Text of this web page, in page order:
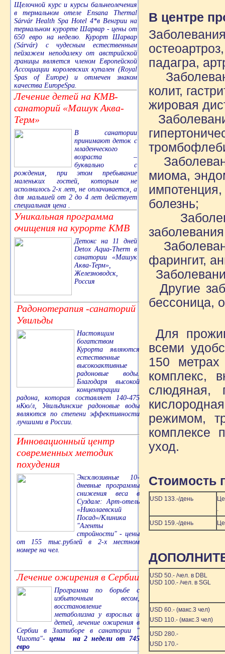
Щелочной курс и курсы бальнеолечения
в термальном отеле Ensana Thermal
Sárvár Health Spa Hotel 4*в Венгрии на
термальном курорте Шарвар - цены от
650 евро на неделю. Курорт Шарвар
(Sárvár) с чудесным естественным
пейзажем неподалеку от австрийской
границы является членом Европейской
Ассоциации королевских купален (Royal
Spas of Europe) и отмечен знаком
качества EuropeSpa.
Лечение детей на КМВ-
санаторий «Машук Аква-
Терм»
В санатории
принимают деток с
младенческого
возраста –
буквально с
рождения, при этом пребывание
маленьких гостей, которым не
исполнилось 2-х лет, не оплачивается, а
для малышей от 2 до 4 лет действует
специальная цена .
Уникальная программа
очищения на курорте КМВ
Детокс на 11 дней
Detox Aqua-Therm в
санатории «Машук
Аква-Терм»,
Железноводск,
Россия
Радонотерапия -санаторий
Увильды
Настоящим
богатством
Курорта являются
естественные
высокоактивные
радоновые воды.
Благодаря высокой
концентрации
радона, которая составляет 140-475
нКю/л, Увильдинские радоновые воды
являются по степени эффективности
лучшими в России.
Инновационный центр
современных методик
похудения
Эксклюзивные 10-
дневные программы
снижения веса в
Суздале: Арт-отель
«Николаевский
Посад»/Клиника
"Агенты
стройности" - цены
от 155 тыс.рублей в 2-х местном
номере на чел.
Лечение ожирения в Сербии
Программа по борьбе с
избыточным весом,
восстановление
метаболизма у взрослых и
детей, лечение ожирения в
Сербии в Златиборе в санатории "
Чигота"- цены на 2 недели от 745
евро
В центре
падагра,
колит,
жировая
миома,
болезнь;
фарингит,
Другие
бессоница,
Для
всеми
150 метрах
комплекс,
слюдяная,
режимом,
комплексе
уход.
Стоимость
USD 133.-/день
.
USD 159.-/день
USD 50.- /чел. в DBL
USD 100.- /чел. в SGL
USD 60.- (макс.3 чел)
USD 110.- (макс.3 чел)
USD 280.-
USD 170.-